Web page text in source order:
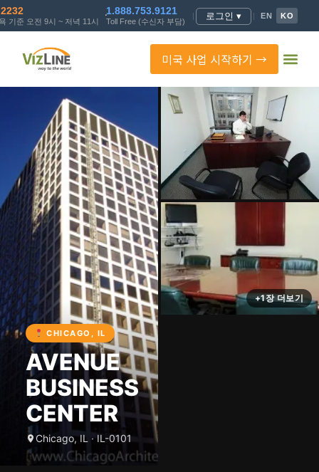
기준 오전 9시 ~ 저녁 11시
1.888.753.9121
Toll Free (수신자 부담)
| 로그인 ▾ | EN KO
미국 사업 시작하기 →
CHICAGO, IL
AVENUE
BUSINESS
CENTER
Chicago, IL · IL-0101
+1장 더보기